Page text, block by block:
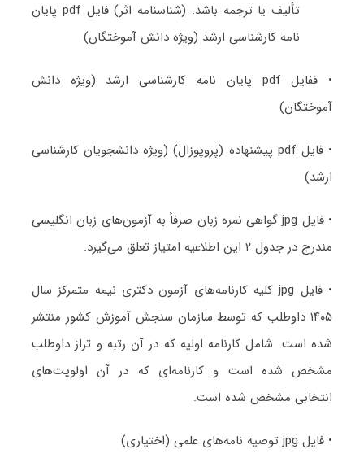
تألیف یا ترجمه باشد. (شناسنامه اثر) فایل pdf پایان
نامه کارشناسی ارشد (ویژه دانش آموختگان)
• ففایل pdf پایان نامه کارشناسی ارشد (ویژه دانش
آموختگان)
• فایل pdf پیشنهاده (پروپوزال) (ویژه دانشجویان کارشناسی
ارشد)
• فایل jpg گواهی نمره زبان صرفاً به آزمون‌های زبان انگلیسی
مندرج در جدول ۲ این اطلاعیه امتیاز تعلق می‌گیرد.
• فایل jpg کلیه کارنامه‌های آزمون دکتری نیمه متمرکز سال
۱۴۰۵ داوطلب که توسط سازمان سنجش آموزش کشور منتشر
شده است. شامل کارنامه اولیه که در آن رتبه و تراز داوطلب
مشخص شده است و کارنامه‌ای که در آن اولویت‌های
انتخابی مشخص شده است.
• فایل jpg توصیه نامه‌های علمی (اختیاری)